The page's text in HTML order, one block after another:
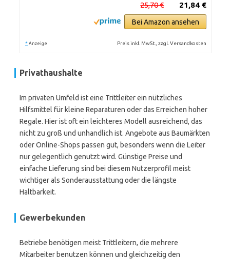
21,84 €
25,70 €
Bei Amazon ansehen
* Anzeige Preis inkl. MwSt., zzgl. Versandkosten
Privathaushalte
Im privaten Umfeld ist eine Trittleiter ein nützliches
Hilfsmittel für kleine Reparaturen oder das Erreichen hoher
Regale. Hier ist oft ein leichteres Modell ausreichend, das
nicht zu groß und unhandlich ist. Angebote aus Baumärkten
oder Online-Shops passen gut, besonders wenn die Leiter
nur gelegentlich genutzt wird. Günstige Preise und
einfache Lieferung sind bei diesem Nutzerprofil meist
wichtiger als Sonderausstattung oder die längste
Haltbarkeit.
Gewerbekunden
Betriebe benötigen meist Trittleitern, die mehrere
Mitarbeiter benutzen können und gleichzeitig den